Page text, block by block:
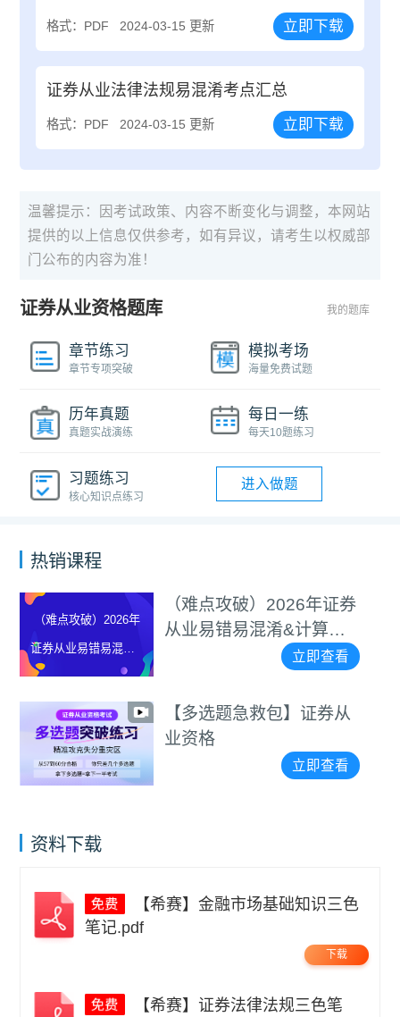
格式：PDF 2024-03-15 更新 立即下载
证券从业法律法规易混淆考点汇总
格式：PDF 2024-03-15 更新 立即下载
温馨提示：因考试政策、内容不断变化与调整，本网站
提供的以上信息仅供参考，如有异议，请考生以权威部
门公布的内容为准！
证券从业资格题库 我的题库
章节练习
章节专项突破
模拟考场
海量免费试题
历年真题
真题实战演练
每日一练
每天10题练习
习题练习
核心知识点练习
进入做题
热销课程
（难点攻破）2026年
证券从业易错易混淆&
计算题等专项突破视
频
（难点攻破）2026年证券
从业易错易混淆&计算题
等专项突破视频
立即查看
【多选题急救包】证券从
业资格
立即查看
资料下载
笔记.pdf
下载